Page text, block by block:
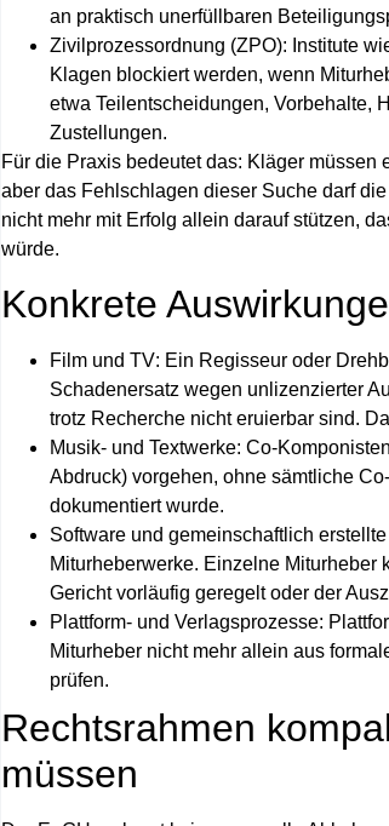
an praktisch unerfüllbaren
Zivilprozessordnung (ZPO): Institute
Klagen blockiert werden, wenn
etwa Teilentscheidungen, Vorbehalte,
Zustellungen.
Für die Praxis bedeutet das: Kläger
aber das Fehlschlagen dieser Suche darf
nicht mehr mit Erfolg allein darauf stützen,
würde.
Konkrete
Film und TV: Ein Regisseur oder
Schadenersatz wegen unlizenzierter
trotz Recherche nicht eruierbar sind.
Musik- und Textwerke:
Abdruck) vorgehen, ohne sämtliche
dokumentiert wurde.
Software und gemeinschaftlich
Miturheberwerke. Einzelne Miturheber
Gericht vorläufig geregelt oder der
Plattform- und Verlagsprozesse:
Miturheber nicht mehr allein aus
prüfen.
Rechtsrahmen
müssen